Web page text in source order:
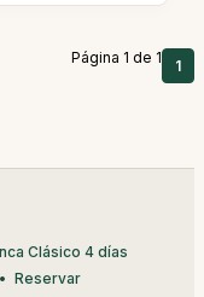
Página 1 de 1 1
Clásico 4 días
Reservar